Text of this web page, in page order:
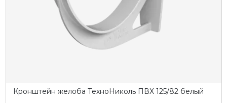
Кронштейн желоба ТехноНиколь ПВХ 125/82 белый